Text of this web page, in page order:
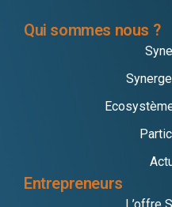
Qui sommes nous ?
Entrepreneurs